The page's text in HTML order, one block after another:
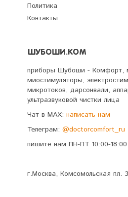
Политика
Контакты
ШУБОШИ.КОМ
приборы Шубоши - Комфорт,
миостимуляторы,
микротоков, дарсонвали,
ультразвуковой чистки лица
Чат в MAX: написать нам
Телеграм: @doctorcomfort_ru
пишите нам ПН-ПТ 10:00-18:00
г.Москва, Комсомольская пл.